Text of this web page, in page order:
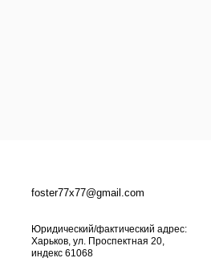
foster77x77@gmail.com
Юридический/фактический адрес:
Харьков, ул. Проспектная 20,
индекс 61068